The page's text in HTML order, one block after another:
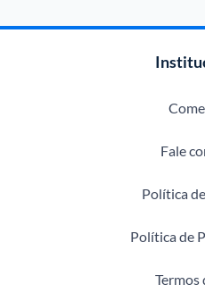
Fale
Política
Política de
Termos